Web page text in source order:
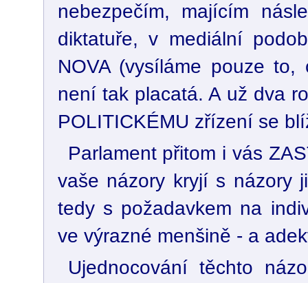
nebezpečím, majícím
diktatuře, v mediální
NOVA (vysíláme pouze
není tak placatá. A už dva
POLITICKÉMU zřízení se
Parlament přitom i vás
vaše názory kryjí s názory
tedy s požadavkem na
ve výrazné menšině - a
Ujednocování těchto